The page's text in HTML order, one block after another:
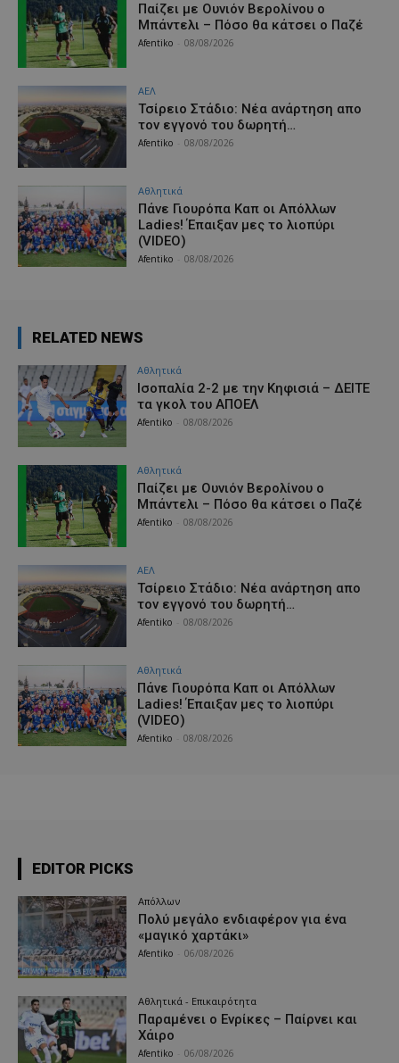
Παίζει με Ουνιόν Βερολίνου ο
Μπάντελι – Πόσο θα κάτσει ο Παζέ
Afentiko 08/08/2026
ΑΕΛ
Τσίρειο Στάδιο: Νέα ανάρτηση απο
τον εγγονό του δωρητή…
Afentiko 08/08/2026
Αθλητικά
Πάνε Γιουρόπα Καπ oι Απόλλων
Ladies! Έπαιξαν μες το λιοπύρι
(VIDEO)
Afentiko 08/08/2026
RELATED NEWS
Αθλητικά
Iσοπαλία 2-2 με την Κηφισιά – ΔΕΙΤΕ
τα γκολ του ΑΠΟΕΛ
Afentiko 08/08/2026
Αθλητικά
Παίζει με Ουνιόν Βερολίνου ο
Μπάντελι – Πόσο θα κάτσει ο Παζέ
Afentiko 08/08/2026
ΑΕΛ
Τσίρειο Στάδιο: Νέα ανάρτηση απο
τον εγγονό του δωρητή…
Afentiko 08/08/2026
Αθλητικά
Πάνε Γιουρόπα Καπ oι Απόλλων
Ladies! Έπαιξαν μες το λιοπύρι
(VIDEO)
Afentiko 08/08/2026
EDITOR PICKS
Απόλλων
Πολύ μεγάλο ενδιαφέρον για ένα
«μαγικό χαρτάκι»
Afentiko 06/08/2026
Αθλητικά - Επικαιρότητα
Παραμένει ο Ενρίκες – Παίρνει και
Χάιρο
Afentiko 06/08/2026